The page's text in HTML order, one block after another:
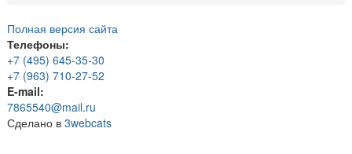
Полная версия сайта
Телефоны:
+7 (495) 645-35-30
+7 (963) 710-27-52
E-mail:
7865540@mail.ru
Сделано в 3webcats